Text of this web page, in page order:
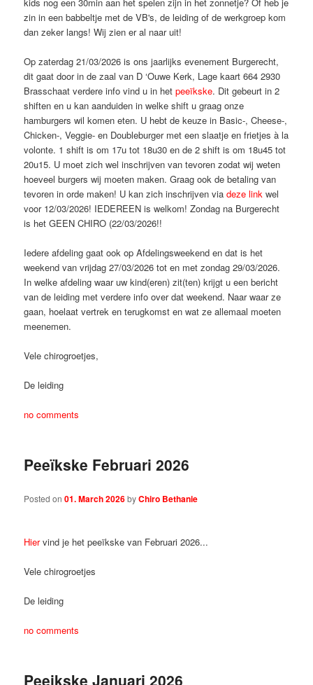
zin in een babbeltje met de VB's, de leiding of de werkgroep kom
dan zeker langs! Wij zien er al naar uit!
Op zaterdag 21/03/2026 is ons jaarlijks evenement Burgerecht,
dit gaat door in de zaal van D ‘Ouwe Kerk, Lage kaart 664 2930
Brasschaat verdere info vind u in hetpeeïkske. Dit gebeurt in 2
shiften en u kan aanduiden in welke shift u graag onze
hamburgers wil komen eten. U hebt de keuze in Basic-, Cheese-,
Chicken-, Veggie- en Doubleburger met een slaatje en frietjes à la
volonte. 1 shift is om 17u tot 18u30 en de 2 shift is om 18u45 tot
20u15. U moet zich wel inschrijven van tevoren zodat wij weten
hoeveel burgers wij moeten maken. Graag ook de betaling van
tevoren in orde maken! U kan zich inschrijven viadeze link wel
voor 12/03/2026! IEDEREEN is welkom! Zondag na Burgerecht
is het GEEN CHIRO (22/03/2026!!
Iedere afdeling gaat ook op Afdelingsweekend en dat is het
weekend van vrijdag 27/03/2026 tot en met zondag 29/03/2026.
In welke afdeling waar uw kind(eren) zit(ten) krijgt u een bericht
van de leiding met verdere info over dat weekend. Naar waar ze
gaan, hoelaat vertrek en terugkomst en wat ze allemaal moeten
meenemen.
Vele chirogroetjes,
De leiding
no comments
Peeïkske Februari 2026
Posted on01. March 2026byChiro Bethanie
Hiervind je het peeïkske van Februari 2026...
Vele chirogroetjes
De leiding
no comments
Peeikske Januari 2026